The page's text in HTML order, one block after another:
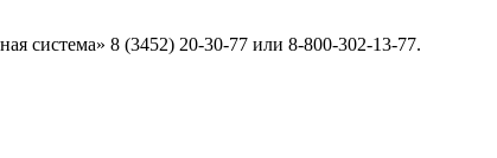
система» 8 (3452) 20-30-77 или 8-800-302-13-77.